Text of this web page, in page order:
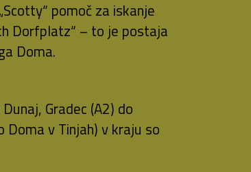
pomoč za iskanje
Dorfplatz“ – to je postaja
Doma.
Gradec (A2) do
v Tinjah) v kraju so